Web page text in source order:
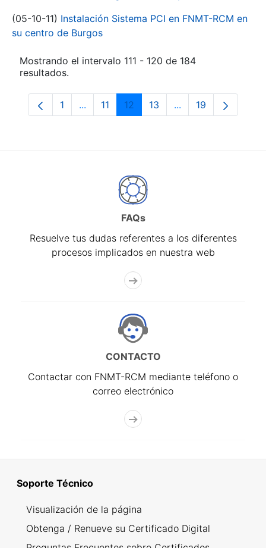
(05-10-11) Instalación Sistema PCI en FNMT-RCM en
su centro de Burgos
Mostrando el intervalo 111 - 120 de 184
resultados.
Página
1 ...Páginas intermedias Use TAB para
Página
11 Página
12 Página
13 ...PáginasPágina
19
FAQs
Resuelve tus dudas referentes a los diferentes
procesos implicados en nuestra web
CONTACTO
Contactar con FNMT-RCM mediante teléfono o
correo electrónico
Soporte Técnico
Visualización de la página
Obtenga / Renueve su Certificado Digital